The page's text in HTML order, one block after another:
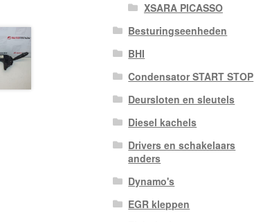
XSARA PICASSO
Besturingseenheden
BHI
Condensator START STOP
Deursloten en sleutels
Diesel kachels
Drivers en schakelaars
anders
Dynamo's
EGR kleppen